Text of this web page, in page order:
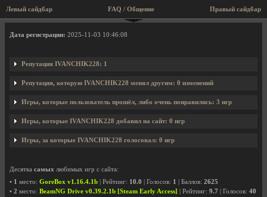
Левый сайдбар Правый сайдбар
FAQ / Общение
Профиль пользователя IVANCHIK228
Дата регистрации: 2025-11-03 10:46:08
Репутация IVANCHIK228: 1
Репутация, которую IVANCHIK228 менял другим: 0 изменений
Игры, которые пользователь прошёл, либо очень понравились: 3 игр
Игры, которые IVANCHIK228 добавил на сайт: 0 игр
Игры, за которые IVANCHIK228 голосовал: 0 игр
Десятка самых любимых игр с сайта:
• 1 место: GoreBox v1.16.4.1b | Рейтинг: 10.0 | Голосов: 1 | Баллов: 2625
• 2 место: BeamNG Drive v0.39.2.1b [Steam Early Access] | Рейтинг: 9.7 | Голосов: 40